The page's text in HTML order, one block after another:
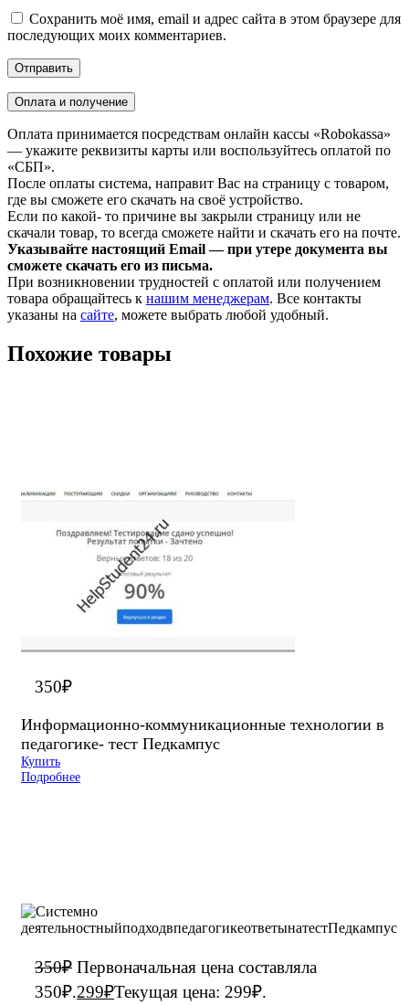
Сохранить моё имя, email и адрес сайта в этом браузере для
последующих моих комментариев.
Оплата и получение
Оплата принимается посредствам онлайн кассы «Robokassa»
— укажите реквизиты карты или воспользуйтесь оплатой по
«СБП».
После оплаты система, направит Вас на страницу с товаром,
где вы сможете его скачать на своё устройство.
Если по какой- то причине вы закрыли страницу или не
скачали товар, то всегда сможете найти и скачать его на почте.
Указывайте настоящий Email — при утере документа вы
сможете скачать его из письма.
При возникновении трудностей с оплатой или получением
товара обращайтесь к нашим менеджерам. Все контакты
указаны на сайте, можете выбрать любой удобный.
Похожие товары
350₽
Информационно-коммуникационные технологии в
педагогике- тест Педкампус
Купить
Подробнее
350₽ Первоначальная цена составляла
350₽.299₽Текущая цена: 299₽.